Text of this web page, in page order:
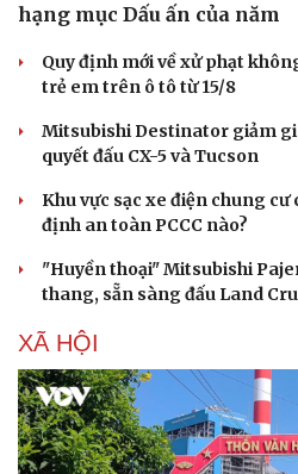
hạng mục Dấu ấn của năm
Quy định mới về xử phạt
trẻ em trên ô tô từ 15/8
Mitsubishi Destinator giảm
quyết đấu CX-5 và Tucson
Khu vực sạc xe điện chung
định an toàn PCCC nào?
"Huyền thoại" Mitsubishi
thang, sẵn sàng đấu Land
XÃ HỘI